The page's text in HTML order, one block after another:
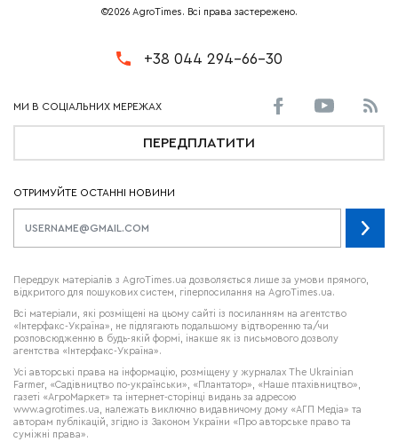
©2026 AgroTimes. Всі права застережено.
+38 044 294-66-30
ПЕРЕДПЛАТИТИ
ОТРИМУЙТЕ ОСТАННІ НОВИНИ
Передрук матеріалів з AgroTimes.ua дозволяється лише за умови прямого,
відкритого для пошукових систем, гіперпосилання на AgroTimes.ua.
Всі матеріали, які розміщені на цьому сайті із посиланням на агентство
«Інтерфакс-Україна», не підлягають подальшому відтворенню та/чи
розповсюдженню в будь-якій формі, інакше як із письмового дозволу
агентства «Інтерфакс-Україна».
Усі авторські права на інформацію, розміщену у журналах The Ukrainian
Farmer, «Садівництво по-українськи», «Плантатор», «Наше птахівництво»,
газеті «АгроМаркет» та інтернет-сторінці видань за адресою
www.agrotimes.ua, належать виключно видавничому дому «АГП Медіа» та
авторам публікацій, згідно із Законом України «Про авторське право та
суміжні права».